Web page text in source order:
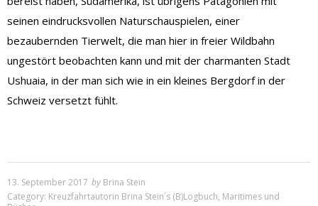
seinen eindrucksvollen Naturschauspielen, einer
bezaubernden Tierwelt, die man hier in freier Wildbahn
ungestört beobachten kann und mit der charmanten Stadt
Ushuaia, in der man sich wie in ein kleines Bergdorf in der
Schweiz versetzt fühlt.
13. September 2017 by Brina Stein
Category: Kreuzfahrtautorin Brina Stein´s (B)Logbuch, Maritimes und